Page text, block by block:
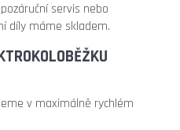
servis nebo
díly máme skladem.
v maximálně rychlém